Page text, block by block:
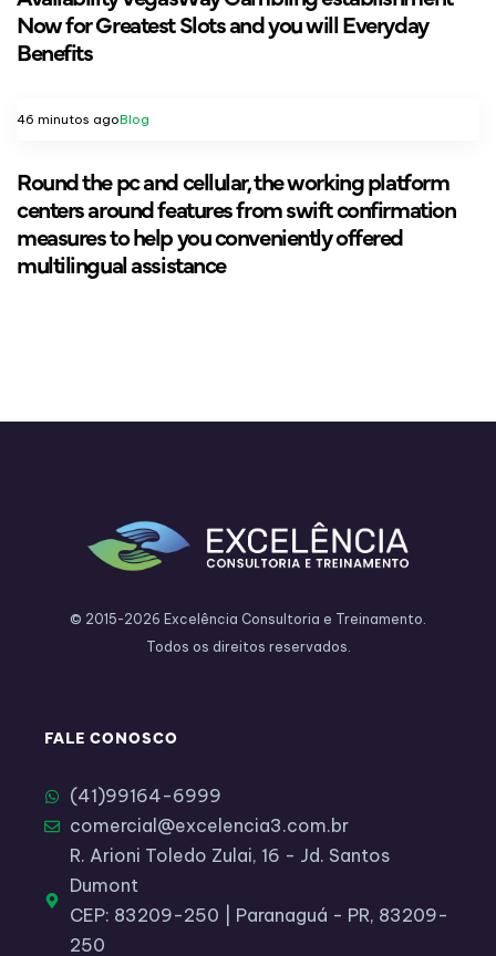
Now for Greatest Slots and you will Everyday
Benefits
46 minutos agoBlog
Round the pc and cellular, the working platform
centers around features from swift confirmation
measures to help you conveniently offered
multilingual assistance
© 2015-2026 Excelência Consultoria e Treinamento.
Todos os direitos reservados.
FALE CONOSCO
(41)99164-6999​
comercial@excelencia3.com.br
R. Arioni Toledo Zulai, 16 - Jd. Santos
Dumont
CEP: 83209-250 | Paranaguá - PR, 83209-
250